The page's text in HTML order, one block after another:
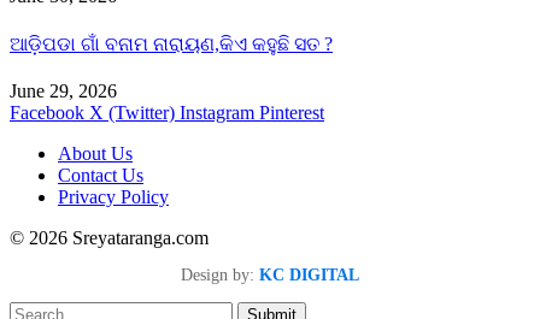
ଆଡ଼ିପଡା ଗାଁ ବନାମ ନାରାୟଣ,କିଏ କହୁଛି ସତ ?
June 29, 2026
Facebook X (Twitter) Instagram Pinterest
About Us
Contact Us
Privacy Policy
© 2026 Sreyataranga.com
Design by: KC DIGITAL
Submit